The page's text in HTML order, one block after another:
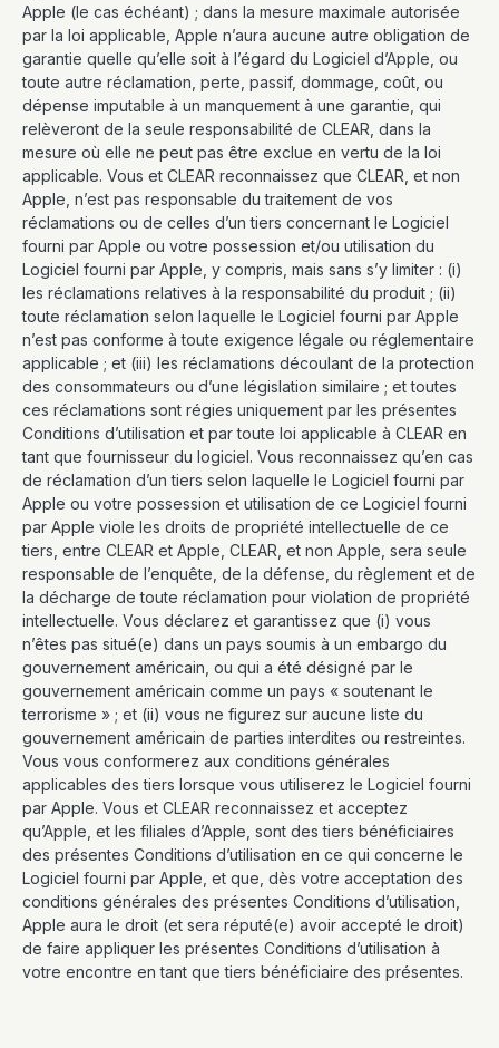
Apple (le cas échéant) ; dans la mesure maximale autorisée
par la loi applicable, Apple n’aura aucune autre obligation de
garantie quelle qu’elle soit à l’égard du Logiciel d’Apple, ou
toute autre réclamation, perte, passif, dommage, coût, ou
dépense imputable à un manquement à une garantie, qui
relèveront de la seule responsabilité de CLEAR, dans la
mesure où elle ne peut pas être exclue en vertu de la loi
applicable. Vous et CLEAR reconnaissez que CLEAR, et non
Apple, n’est pas responsable du traitement de vos
réclamations ou de celles d’un tiers concernant le Logiciel
fourni par Apple ou votre possession et/ou utilisation du
Logiciel fourni par Apple, y compris, mais sans s’y limiter : (i)
les réclamations relatives à la responsabilité du produit ; (ii)
toute réclamation selon laquelle le Logiciel fourni par Apple
n’est pas conforme à toute exigence légale ou réglementaire
applicable ; et (iii) les réclamations découlant de la protection
des consommateurs ou d’une législation similaire ; et toutes
ces réclamations sont régies uniquement par les présentes
Conditions d’utilisation et par toute loi applicable à CLEAR en
tant que fournisseur du logiciel. Vous reconnaissez qu’en cas
de réclamation d’un tiers selon laquelle le Logiciel fourni par
Apple ou votre possession et utilisation de ce Logiciel fourni
par Apple viole les droits de propriété intellectuelle de ce
tiers, entre CLEAR et Apple, CLEAR, et non Apple, sera seule
responsable de l’enquête, de la défense, du règlement et de
la décharge de toute réclamation pour violation de propriété
intellectuelle. Vous déclarez et garantissez que (i) vous
n’êtes pas situé(e) dans un pays soumis à un embargo du
gouvernement américain, ou qui a été désigné par le
gouvernement américain comme un pays « soutenant le
terrorisme » ; et (ii) vous ne figurez sur aucune liste du
gouvernement américain de parties interdites ou restreintes.
Vous vous conformerez aux conditions générales
applicables des tiers lorsque vous utiliserez le Logiciel fourni
par Apple. Vous et CLEAR reconnaissez et acceptez
qu’Apple, et les filiales d’Apple, sont des tiers bénéficiaires
des présentes Conditions d’utilisation en ce qui concerne le
Logiciel fourni par Apple, et que, dès votre acceptation des
conditions générales des présentes Conditions d’utilisation,
Apple aura le droit (et sera réputé(e) avoir accepté le droit)
de faire appliquer les présentes Conditions d’utilisation à
votre encontre en tant que tiers bénéficiaire des présentes.